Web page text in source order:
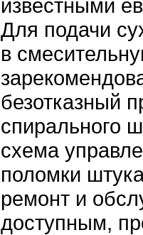
известными
Для подачи
в
безотказный
спирального
схема
поломки
ремонт и
доступным,